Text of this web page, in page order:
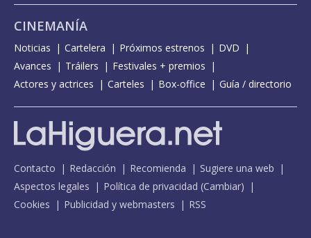
CINEMANÍA
Noticias Cartelera Próximos estrenos
DVD
Avances
Tráilers
Festivales + premios
Actores y actrices
Carteles Box-office Guía / directorio
Contacto Redacción Recomienda
Sugiere una web
Aspectos legales
Política de privacidad (Cambiar)
Cookies
Publicidad y webmasters RSS